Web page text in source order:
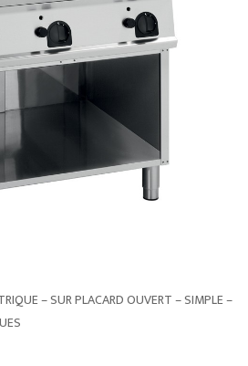
– SUR PLACARD OUVERT – SIMPLE –